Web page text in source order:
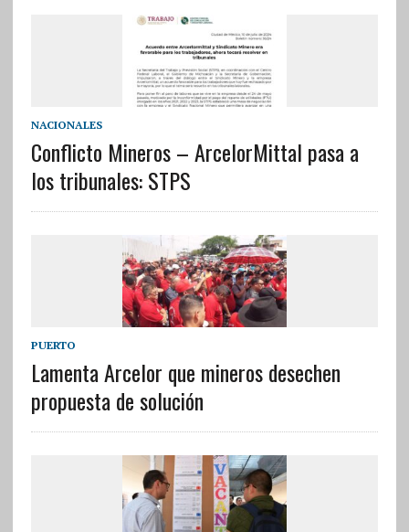
NACIONALES
Conflicto Mineros – ArcelorMittal pasa a
los tribunales: STPS
PUERTO
Lamenta Arcelor que mineros desechen
propuesta de solución